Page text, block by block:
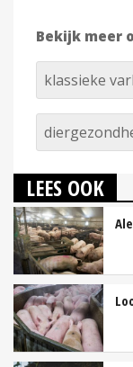
Bekijk meer
klassieke
LEES OOK